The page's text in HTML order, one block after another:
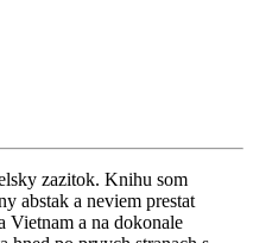
zazitok. Knihu som
abstak a neviem prestat
Vietnam a na dokonale